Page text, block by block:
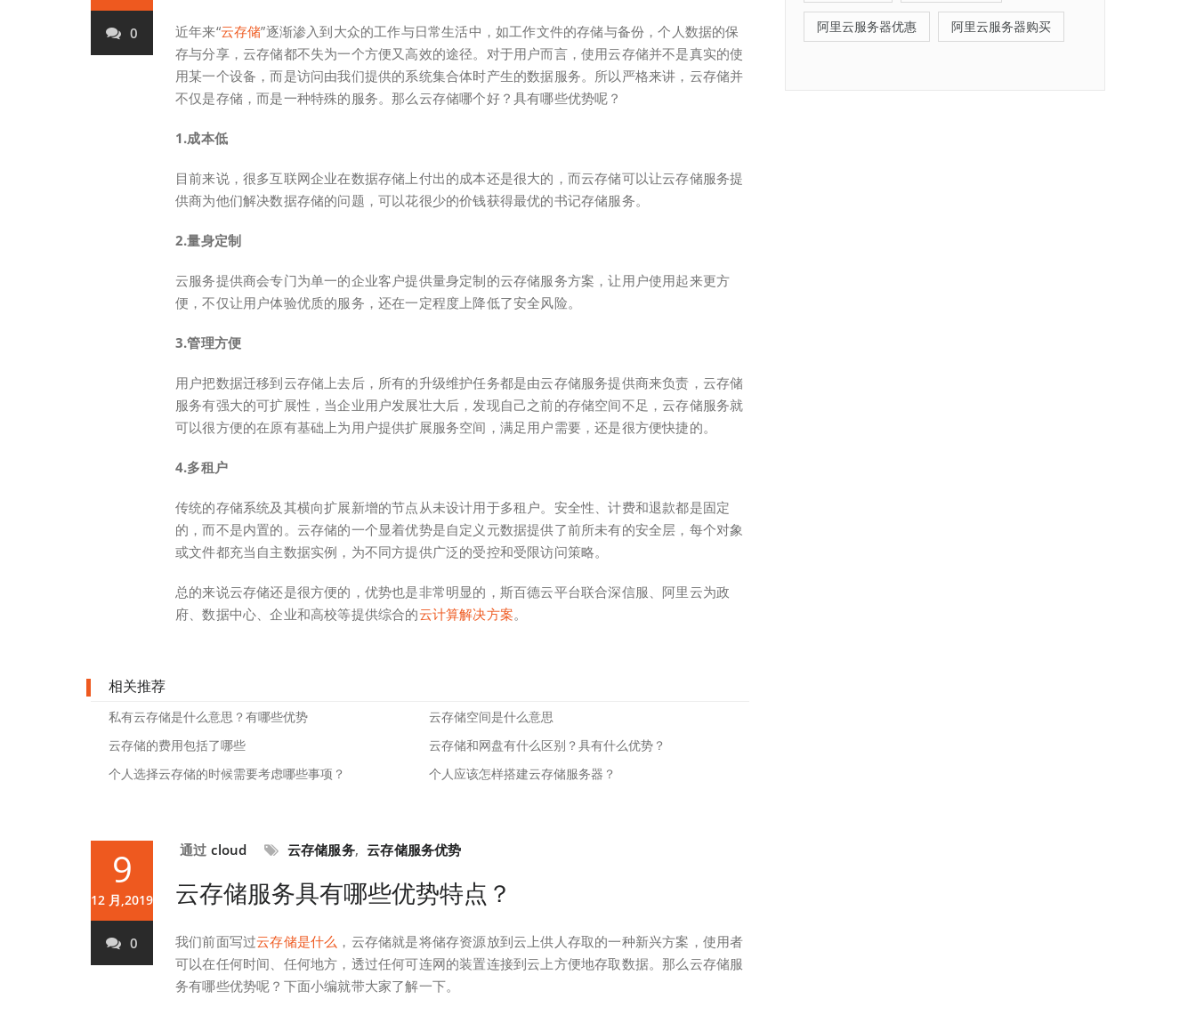
0 近年来“云存储”逐渐渗入到大众的工作与日常生活中，如工作文件的存储与备份，个人数据的保
存与分享，云存储都不失为一个方便又高效的途径。对于用户而言，使用云存储并不是真实的使
用某一个设备，而是访问由我们提供的系统集合体时产生的数据服务。所以严格来讲，云存储并
不仅是存储，而是一种特殊的服务。那么云存储哪个好？具有哪些优势呢？
1.成本低
目前来说，很多互联网企业在数据存储上付出的成本还是很大的，而云存储可以让云存储服务提
供商为他们解决数据存储的问题，可以花很少的价钱获得最优的书记存储服务。
2.量身定制
云服务提供商会专门为单一的企业客户提供量身定制的云存储服务方案，让用户使用起来更方
便，不仅让用户体验优质的服务，还在一定程度上降低了安全风险。
3.管理方便
用户把数据迁移到云存储上去后，所有的升级维护任务都是由云存储服务提供商来负责，云存储
服务有强大的可扩展性，当企业用户发展壮大后，发现自己之前的存储空间不足，云存储服务就
可以很方便的在原有基础上为用户提供扩展服务空间，满足用户需要，还是很方便快捷的。
4.多租户
传统的存储系统及其横向扩展新增的节点从未设计用于多租户。安全性、计费和退款都是固定
的，而不是内置的。云存储的一个显着优势是自定义元数据提供了前所未有的安全层，每个对象
或文件都充当自主数据实例，为不同方提供广泛的受控和受限访问策略。
总的来说云存储还是很方便的，优势也是非常明显的，斯百德云平台联合深信服、阿里云为政
府、数据中心、企业和高校等提供综合的云计算解决方案。
相关推荐
私有云存储是什么意思？有哪些优势
云存储空间是什么意思
云存储的费用包括了哪些
云存储和网盘有什么区别？具有什么优势？
个人选择云存储的时候需要考虑哪些事项？
个人应该怎样搭建云存储服务器？
9
12 月,2019
0
通过 cloud 云存储服务, 云存储服务优势
云存储服务具有哪些优势特点？
我们前面写过云存储是什么 ，云存储就是将储存资源放到云上供人存取的一种新兴方案，使用者
可以在任何时间、任何地方，透过任何可连网的装置连接到云上方便地存取数据。那么云存储服
务有哪些优势呢？下面小编就带大家了解一下。
阿里云服务器优惠 阿里云服务器购买